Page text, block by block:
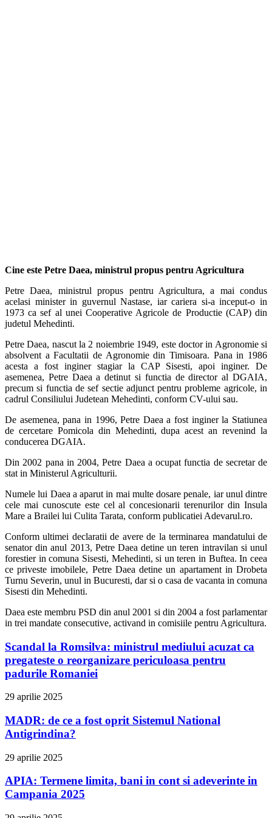
Cine este Petre Daea, ministrul propus pentru Agricultura
Petre Daea, ministrul propus pentru Agricultura, a mai condus
acelasi minister in guvernul Nastase, iar cariera si-a inceput-o in
1973 ca sef al unei Cooperative Agricole de Productie (CAP) din
judetul Mehedinti.
Petre Daea, nascut la 2 noiembrie 1949, este doctor in Agronomie si
absolvent a Facultatii de Agronomie din Timisoara. Pana in 1986
acesta a fost inginer stagiar la CAP Sisesti, apoi inginer. De
asemenea, Petre Daea a detinut si functia de director al DGAIA,
precum si functia de sef sectie adjunct pentru probleme agricole, in
cadrul Consiliului Judetean Mehedinti, conform CV-ului sau.
De asemenea, pana in 1996, Petre Daea a fost inginer la Statiunea
de cercetare Pomicola din Mehedinti, dupa acest an revenind la
conducerea DGAIA.
Din 2002 pana in 2004, Petre Daea a ocupat functia de secretar de
stat in Ministerul Agriculturii.
Numele lui Daea a aparut in mai multe dosare penale, iar unul dintre
cele mai cunoscute este cel al concesionarii terenurilor din Insula
Mare a Brailei lui Culita Tarata, conform publicatiei Adevarul.ro.
Conform ultimei declaratii de avere de la terminarea mandatului de
senator din anul 2013, Petre Daea detine un teren intravilan si unul
forestier in comuna Sisesti, Mehedinti, si un teren in Buftea. In ceea
ce priveste imobilele, Petre Daea detine un apartament in Drobeta
Turnu Severin, unul in Bucuresti, dar si o casa de vacanta in comuna
Sisesti din Mehedinti.
Daea este membru PSD din anul 2001 si din 2004 a fost parlamentar
in trei mandate consecutive, activand in comisiile pentru Agricultura.
Scandal la Romsilva: ministrul mediului acuzat ca
pregateste o reorganizare periculoasa pentru
padurile Romaniei
29 aprilie 2025
MADR: de ce a fost oprit Sistemul National
Antigrindina?
29 aprilie 2025
APIA: Termene limita, bani in cont si adeverinte in
Campania 2025